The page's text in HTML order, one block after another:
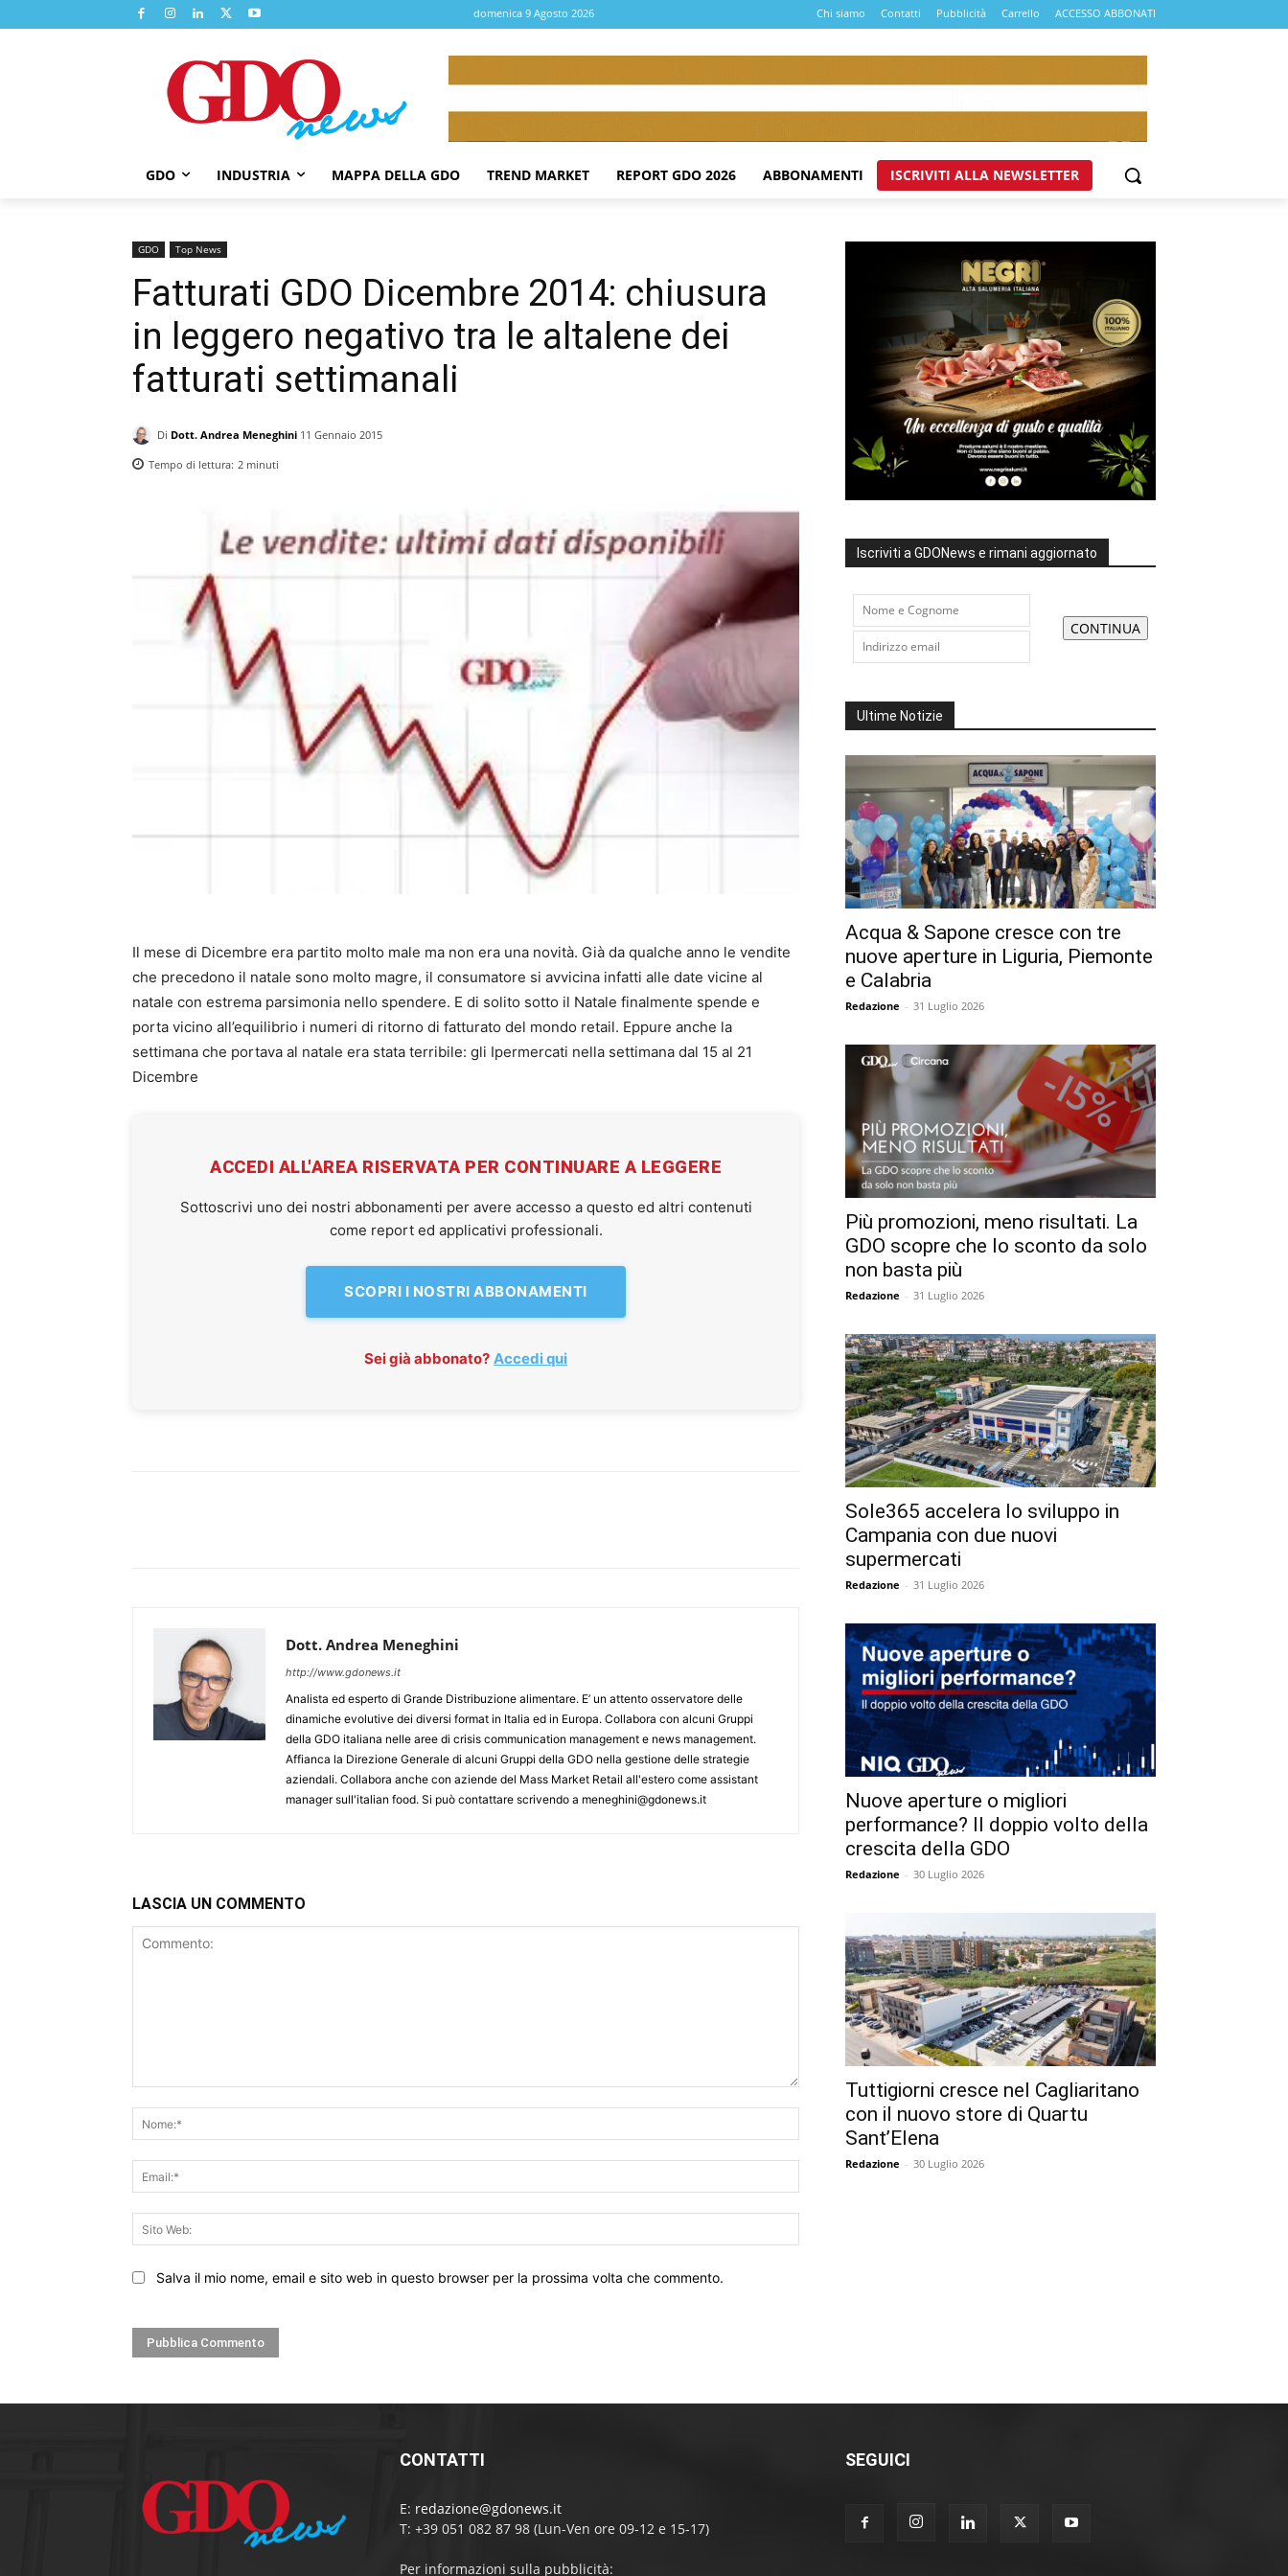
domenica 9 Agosto 2026 Chi siamo Contatti Pubblicità Carrello ACCESSO ABBONATI
GDO INDUSTRIA MAPPA DELLA GDO TREND MARKET REPORT GDO 2026 ABBONAMENTI ISCRIVITI ALLA NEWSLETTER
GDO Top News
Fatturati GDO Dicembre 2014: chiusura
in leggero negativo tra le altalene dei
fatturati settimanali
Di Dott. Andrea Meneghini 11 Gennaio 2015
Tempo di lettura: 2 minuti
Il mese di Dicembre era partito molto male ma non era una novità. Già da qualche anno le vendite
che precedono il natale sono molto magre, il consumatore si avvicina infatti alle date vicine al
natale con estrema parsimonia nello spendere. E di solito sotto il Natale finalmente spende e
porta vicino all’equilibrio i numeri di ritorno di fatturato del mondo retail. Eppure anche la
settimana che portava al natale era stata terribile: gli Ipermercati nella settimana dal 15 al 21
Dicembre
ACCEDI ALL'AREA RISERVATA PER CONTINUARE A LEGGERE
Sottoscrivi uno dei nostri abbonamenti per avere accesso a questo ed altri contenuti
come report ed applicativi professionali.
SCOPRI I NOSTRI ABBONAMENTI
Sei già abbonato? Accedi qui
Dott. Andrea Meneghini
http://www.gdonews.it
Analista ed esperto di Grande Distribuzione alimentare. E’ un attento osservatore delle
dinamiche evolutive dei diversi format in Italia ed in Europa. Collabora con alcuni Gruppi
della GDO italiana nelle aree di crisis communication management e news management.
Affianca la Direzione Generale di alcuni Gruppi della GDO nella gestione delle strategie
aziendali. Collabora anche con aziende del Mass Market Retail all'estero come assistant
manager sull'italian food. Si può contattare scrivendo a meneghini@gdonews.it
LASCIA UN COMMENTO
Web:
Salva il mio nome, email e sito web in questo browser per la prossima volta che commento.
Iscriviti a GDONews e rimani aggiornato
Ultime Notizie
Acqua & Sapone cresce con tre
nuove aperture in Liguria, Piemonte
e Calabria
Redazione - 31 Luglio 2026
Più promozioni, meno risultati. La
GDO scopre che lo sconto da solo
non basta più
Redazione - 31 Luglio 2026
Sole365 accelera lo sviluppo in
Campania con due nuovi
supermercati
Redazione - 31 Luglio 2026
Nuove aperture o migliori
performance? Il doppio volto della
crescita della GDO
Redazione - 30 Luglio 2026
Tuttigiorni cresce nel Cagliaritano
con il nuovo store di Quartu
Sant’Elena
Redazione - 30 Luglio 2026
CONTATTI
E: redazione@gdonews.it
T: +39 051 082 87 98 (Lun-Ven ore 09-12 e 15-17)
Per informazioni sulla pubblicità:
SEGUICI